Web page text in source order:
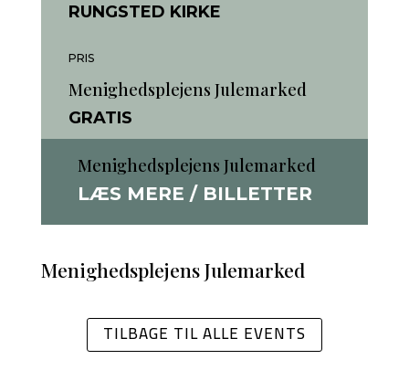
RUNGSTED KIRKE
PRIS
Menighedsplejens Julemarked
GRATIS
Menighedsplejens Julemarked
LÆS MERE / BILLETTER
Menighedsplejens Julemarked
TILBAGE TIL ALLE EVENTS